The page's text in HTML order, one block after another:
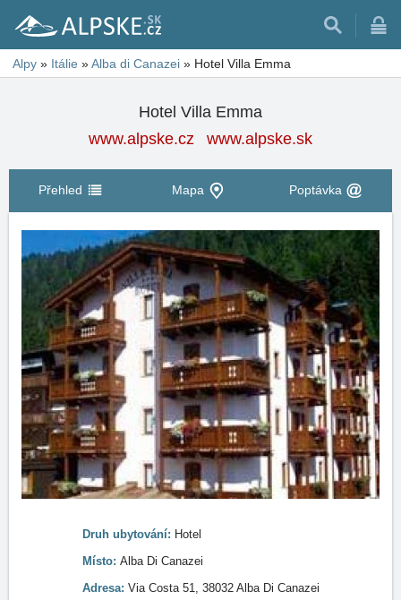
Alpy » Itálie »Alba di Canazei » Hotel Villa Emma
Hotel Villa Emma
www.alpske.cz
www.alpske.sk
Přehled Mapa Poptávka
Druh ubytování: Hotel
Místo: Alba Di Canazei
Adresa: Via Costa 51, 38032 Alba Di Canazei